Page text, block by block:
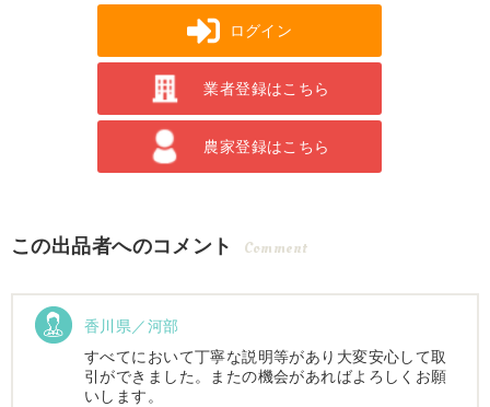
ログイン
業者登録はこちら
農家登録はこちら
この出品者へのコメント Comment
香川県／河部
すべてにおいて丁寧な説明等があり大変安心して取
引ができました。またの機会があればよろしくお願
いします。